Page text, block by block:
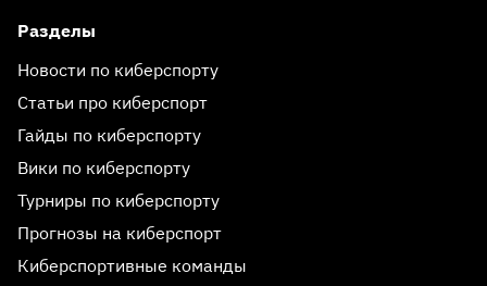
Разделы
Новости по киберспорту
Статьи про киберспорт
Гайды по киберспорту
Вики по киберспорту
Турниры по киберспорту
Прогнозы на киберспорт
Киберспортивные команды